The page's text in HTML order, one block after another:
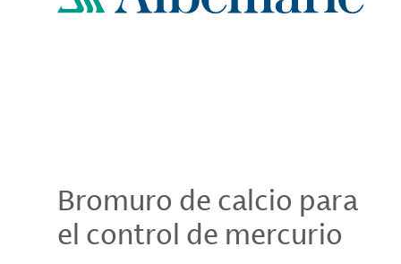
Bromuro de calcio para
el control de mercurio